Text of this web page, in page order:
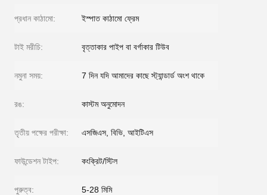
প্রধান কাঠামো: ইস্পাত কাঠামো ফ্রেম
টাই মরীচি: বৃত্তাকার পাইপ বা বর্গাকার টিউব
নমুনা সময়: 7 দিন যদি আমাদের কাছে স্ট্যান্ডার্ড অংশ থাকে
রঙ: কাস্টম অনুমোদন
তৃতীয় পক্ষের পরীক্ষা: এসজিএস, বিভি, আইটিএস
ফাউন্ডেশন টাইপ: কংক্রিট/স্টিল
পুরুত্ব: 5-28 মিমি